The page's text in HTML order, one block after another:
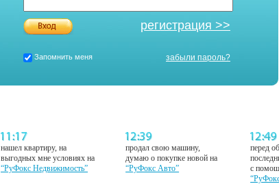
регистрация >>
Запомнить меня забыли пароль?
нашел квартиру, на
выгодных мне условиях на
“РуФокс Недвижимость”
продал свою машину,
думаю о покупке новой на
“РуФокс Авто”
перед
с